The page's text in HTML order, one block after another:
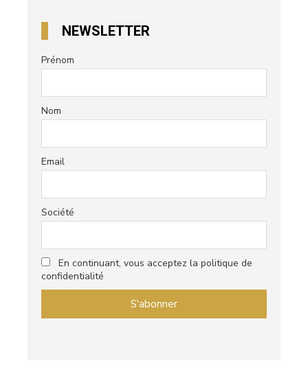
NEWSLETTER
Prénom
Nom
Email
Société
En continuant, vous acceptez la politique de
confidentialité